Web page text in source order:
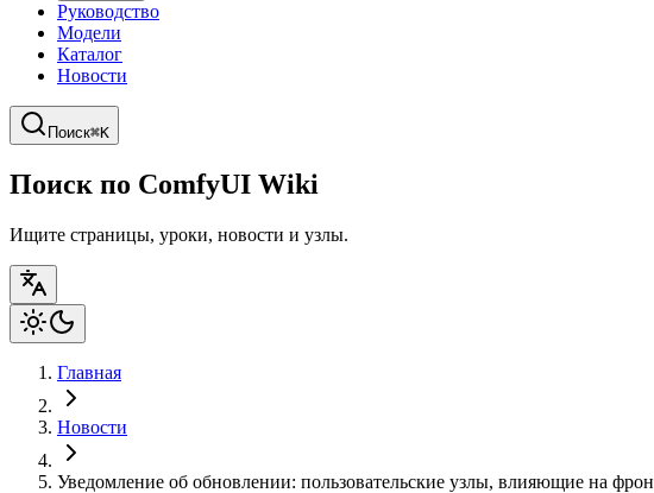
Руководство
Модели
Каталог
Новости
Поиск⌘K
Поиск по ComfyUI Wiki
Ищите страницы, уроки, новости и узлы.
Главная
Новости
Уведомление об обновлении: пользовательские узлы, влияющие на